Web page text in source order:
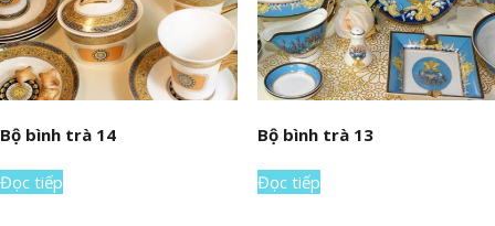
Bộ bình trà 14
Đọc tiếp
Bộ bình trà 13
Đọc tiếp